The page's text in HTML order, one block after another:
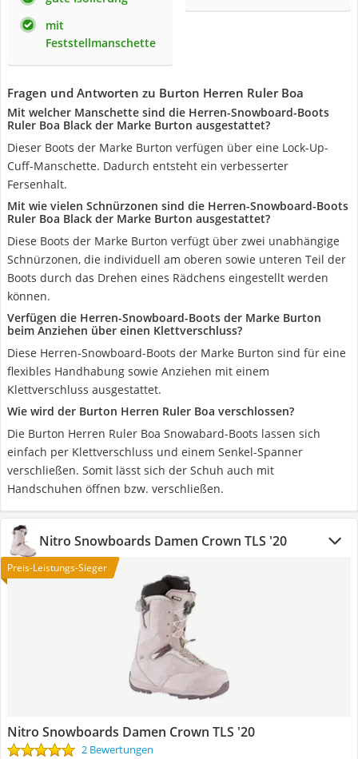
mit
Feststellmanschette
Fragen und Antworten zu Burton Herren Ruler Boa
Mit welcher Manschette sind die Herren-Snowboard-Boots
Ruler Boa Black der Marke Burton ausgestattet?
Dieser Boots der Marke Burton verfügen über eine Lock-Up-
Cuff-Manschette. Dadurch entsteht ein verbesserter
Fersenhalt.
Mit wie vielen Schnürzonen sind die Herren-Snowboard-Boots
Ruler Boa Black der Marke Burton ausgestattet?
Diese Boots der Marke Burton verfügt über zwei unabhängige
Schnürzonen, die individuell am oberen sowie unteren Teil der
Boots durch das Drehen eines Rädchens eingestellt werden
können.
Verfügen die Herren-Snowboard-Boots der Marke Burton
beim Anziehen über einen Klettverschluss?
Diese Herren-Snowboard-Boots der Marke Burton sind für eine
flexibles Handhabung sowie Anziehen mit einem
Klettverschluss ausgestattet.
Wie wird der Burton Herren Ruler Boa verschlossen?
Die Burton Herren Ruler Boa Snowabard-Boots lassen sich
einfach per Klettverschluss und einem Senkel-Spanner
verschließen. Somit lässt sich der Schuh auch mit
Handschuhen öffnen bzw. verschließen.
Nitro Snowboards Damen Crown TLS '20
Preis-Leistungs-Sieger
Nitro Snowboards Damen Crown TLS '20
2 Bewertungen